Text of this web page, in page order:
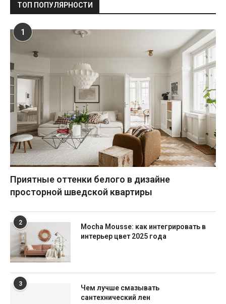
ТОП ПОПУЛЯРНОСТИ
1
Приятные оттенки белого в дизайне
просторной шведской квартиры
2
Mocha Mousse: как интегрировать в
интерьер цвет 2025 года
3
Чем лучше смазывать
сантехнический лен